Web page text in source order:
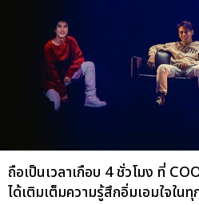
ถือเป็นเวลาเกือบ 4 ชั่วโมง ที่
ได้เติมเต็มความรู้สึกอิ่มเอมใจใน